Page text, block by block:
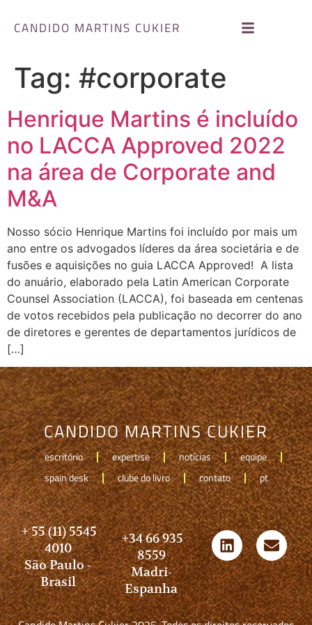
CANDIDO MARTINS CUKIER
Tag: #corporate
Henrique Martins é incluído
no LACCA Approved 2022
na área de Corporate and
M&A
Nosso sócio Henrique Martins foi incluído por mais um
ano entre os advogados líderes da área societária e de
fusões e aquisições no guia LACCA Approved! A lista
do anuário, elaborado pela Latin American Corporate
Counsel Association (LACCA), foi baseada em centenas
de votos recebidos pela publicação no decorrer do ano
de diretores e gerentes de departamentos jurídicos de
[…]
CANDIDO MARTINS CUKIER
escritório expertise notícias
equipe
spain desk
clube do livro contato pt
+ 55 (11) 5545
4010
São Paulo -
Brasil
+34 66 935
8559
Madri-
Espanha